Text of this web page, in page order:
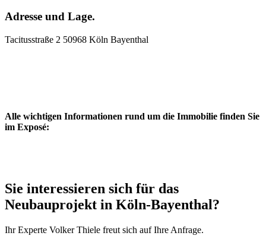
Adresse und Lage.
Tacitusstraße 2 50968 Köln Bayenthal
Alle wichtigen Informationen rund um die Immobilie finden Sie
im Exposé:
Sie interessieren sich für das
Neubauprojekt in Köln-Bayenthal?
Ihr Experte Volker Thiele freut sich auf Ihre Anfrage.